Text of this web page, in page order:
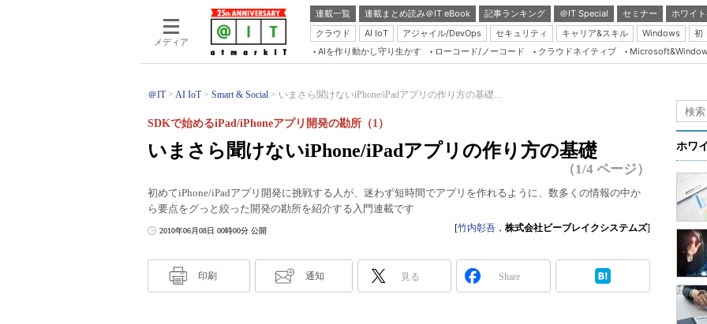
メディア
連載一覧 連載まとめ読み＠IT eBook 記事ランキング ＠IT Special セミナー
ホワイ
クラウド
AI IoT アジャイル/DevOps セキュリティ キャリア&スキル Windows
初
Server & Storage
Database Expert
Master of IP Network
Security & Trust
Test & Tools
AIを作り動かし守り生かす ローコード/ノーコード クラウドネイティブ
＠IT AI IoT Smart & Social いまさら聞けないiPhone/iPadアプリの作り方の基礎...
いまさら聞けないiPhone/iPadアプリの作り方の基礎
SDKで始めるiPad/iPhoneアプリ開発の勘所（1）
（1/4 ページ）
初めてiPhone/iPadアプリ開発に挑戦する人が、迷わず短時間でアプリを作れるように、数多くの情報の中か
ら要点をグっと絞った開発の勘所を紹介する入門連載です
2010年06月08日 00時00分 公開 [竹内彰吾 ， 株式会社ビーブレイクシステムズ]
印刷 通知 見る Share
ホワ